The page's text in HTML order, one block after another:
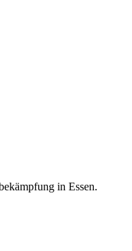
in Essen.